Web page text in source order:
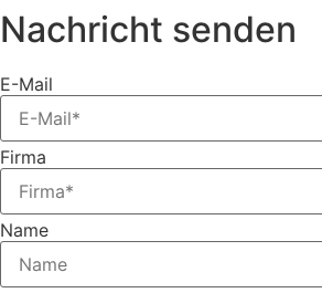
Nachricht senden
E-Mail
Firma
Name